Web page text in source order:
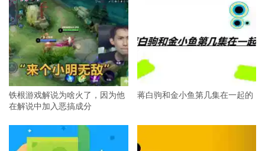
铁根游戏解说为啥火了，因为他
在解说中加入恶搞成分
蒋白驹和金小鱼第几集在一起的